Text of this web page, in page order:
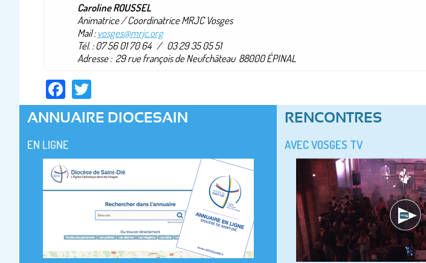
Caroline ROUSSEL
Animatrice / Coordinatrice MRJC Vosges
Mail :vosges@mrjc.org
Tél. : 07 56 01 70 64 / 03 29 35 05 51
Adresse : 29 rue françois de Neufchâteau 88000 ÉPINAL
Facebook
ANNUAIRE DIOCESAIN
EN LIGNE
RENCONTRES
AVEC VOSGES TV